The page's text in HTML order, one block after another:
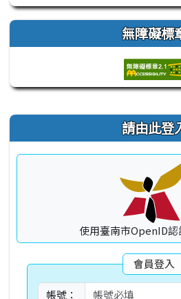
無障礙標
右邊區域內容 請由此登
使用臺南市OpenID認
會員登入
帳號：